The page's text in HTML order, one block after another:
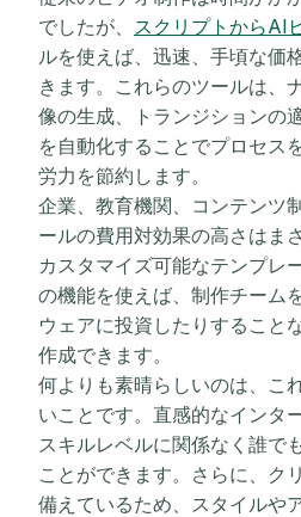
でしたが、 スクリプトからAI
ルを使えば、迅速、手頃な価
きます。これらのツールは、
像の生成、トランジションの
を自動化することでプロセス
労力を節約します。
企業、教育機関、コンテンツ
ールの費用対効果の高さはま
カスタマイズ可能なテンプレ
の機能を使えば、制作チーム
ウェアに投資したりすること
作成できます。
何よりも素晴らしいのは、こ
いことです。直感的なインタ
スキルレベルに関係なく誰で
ことができます。さらに、ク
備えているため、スタイルや